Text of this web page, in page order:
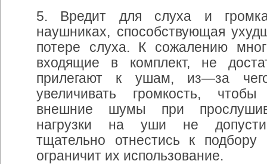
5. Вредит
для слуха и
наушниках, способствующая
потере
слуха. К сожалению
входящие
в комплект, не
прилегают
к ушам, из—за
увеличивать
громкость, чтобы
внешние
шумы при
нагрузки
на уши не
тщательно
отнестись к подбору
ограничит их использование.